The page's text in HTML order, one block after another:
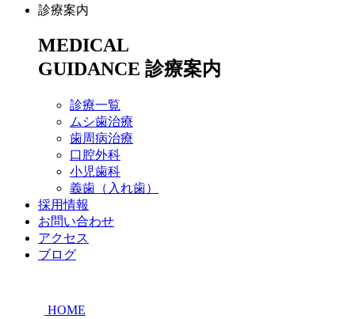
診療案内
MEDICAL
GUIDANCE 診療案内
診療一覧
ムシ歯治療
歯周病治療
口腔外科
小児歯科
義歯（入れ歯）
採用情報
お問い合わせ
アクセス
ブログ
HOME